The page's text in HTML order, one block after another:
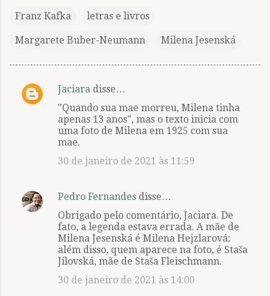
Franz Kafka letras e livros
Margarete Buber-Neumann Milena Jesenská
C
á
r
Jaciara disse…
"Quando sua mae morreu, Milena tinha
apenas 13 anos", mas o texto inicia com
uma foto de Milena em 1925 com sua
mae.
30 de janeiro de 2021 às 11:59
Pedro Fernandes disse…
Obrigado pelo comentário, Jaciara. De
fato, a legenda estava errada. A mãe de
Milena Jesenská é Milena Hejzlarová;
além disso, quem aparece na foto, é Staša
Jílovská, mãe de Staša Fleischmann.
30 de janeiro de 2021 às 14:00